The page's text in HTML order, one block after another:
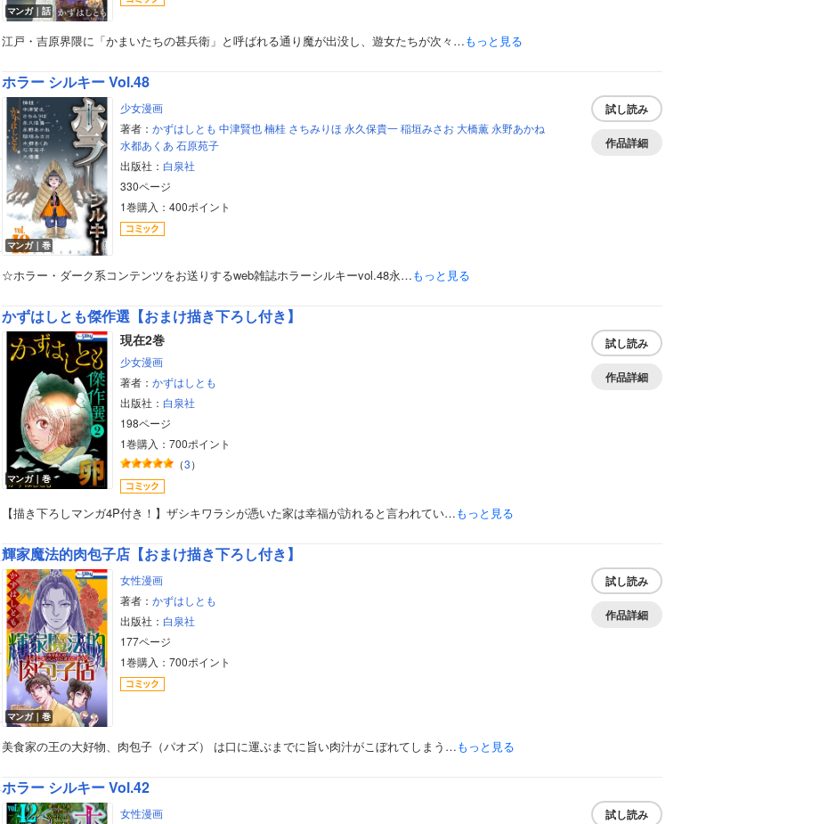
マンガ｜話
江戸・吉原界隈に「かまいたちの甚兵衛」と呼ばれる通り魔が出没し、遊女たちが次々…もっと見る
ホラー シルキー Vol.48
マンガ｜巻
少女漫画
著者： かずはしとも 中津賢也 楠桂 さちみりほ 永久保貴一 稲垣みさお 大橋薫 永野あかね
水都あくあ 石原苑子
出版社： 白泉社
330ページ
1巻購入：400ポイント
試し読み
作品詳細
☆ホラー・ダーク系コンテンツをお送りするweb雑誌ホラーシルキーvol.48永…もっと見る
かずはしとも傑作選【おまけ描き下ろし付き】
マンガ｜巻
現在2巻
少女漫画
著者： かずはしとも
出版社： 白泉社
198ページ
1巻購入：700ポイント
（3）
試し読み
作品詳細
【描き下ろしマンガ4P付き！】ザシキワラシが憑いた家は幸福が訪れると言われてい…もっと見る
輝家魔法的肉包子店【おまけ描き下ろし付き】
マンガ｜巻
女性漫画
著者： かずはしとも
出版社： 白泉社
177ページ
1巻購入：700ポイント
試し読み
作品詳細
美食家の王の大好物、肉包子（パオズ） は口に運ぶまでに旨い肉汁がこぼれてしまう…もっと見る
ホラー シルキー Vol.42
女性漫画
試し読み